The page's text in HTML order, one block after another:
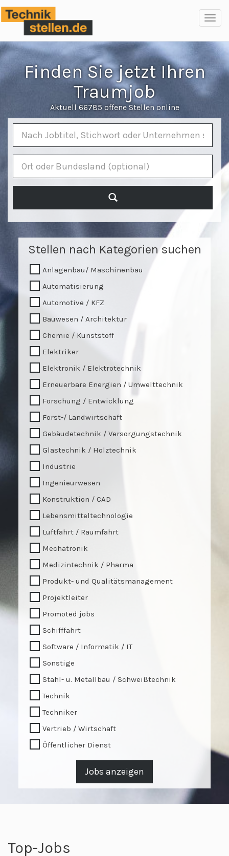
Finden Sie jetzt Ihren
Traumjob
Aktuell 66785 offene Stellen online
Stellen nach Kategorien suchen
Anlagenbau/ Maschinenbau
Automatisierung
Automotive / KFZ
Bauwesen / Architektur
Chemie / Kunststoff
Elektriker
Elektronik / Elektrotechnik
Erneuerbare Energien / Umwelttechnik
Forschung / Entwicklung
Forst-/ Landwirtschaft
Gebäudetechnik / Versorgungstechnik
Glastechnik / Holztechnik
Industrie
Ingenieurwesen
Konstruktion / CAD
Lebensmitteltechnologie
Luftfahrt / Raumfahrt
Mechatronik
Medizintechnik / Pharma
Produkt- und Qualitätsmanagement
Projektleiter
Promoted jobs
Schifffahrt
Software / Informatik / IT
Sonstige
Stahl- u. Metallbau / Schweißtechnik
Technik
Techniker
Vertrieb / Wirtschaft
Öffentlicher Dienst
Jobs anzeigen
Top-Jobs